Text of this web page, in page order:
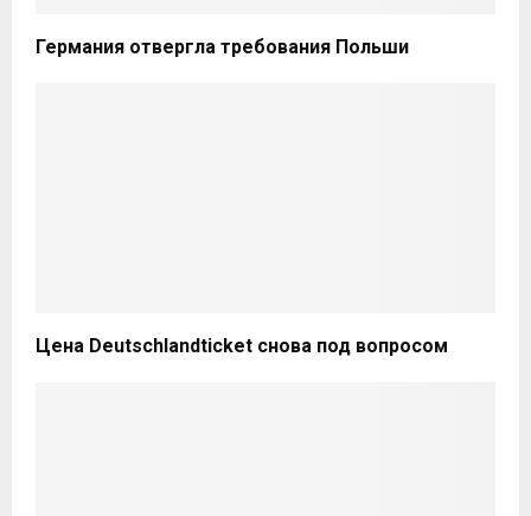
Германия отвергла требования Польши
Цена Deutschlandticket снова под вопросом